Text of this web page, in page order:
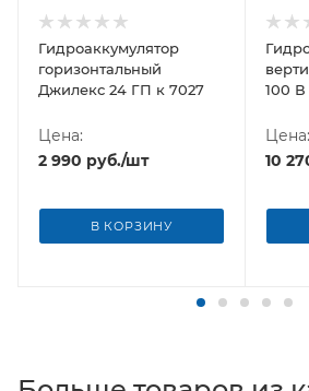
Гидроаккумулятор
горизонтальный
Джилекс 24 ГП к 7027
Цена:
2 990 руб./шт
В КОРЗИНУ
100 В
Цена:
10